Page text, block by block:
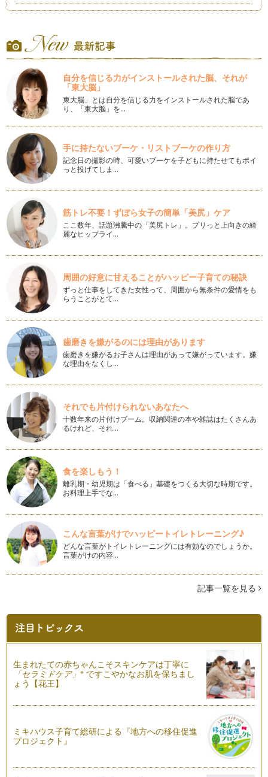
だけのことではなくて子ども中心な毎…
職場で使えるyoga
仕事でやることが、毎日毎日いっぱいいっぱいになって 心も
体も疲れてしまうことは、ありません…
出産に『yoga』を活かす！
自分のお腹に生命が誕生したことに喜びと感動を！！！ 現
在、い…
サポーターに向けてのyoga
まずは、自分が癒されていますか？疲れていませんか？普段か
ら、満たされていますか？ …
【授かりyoga】という形
不妊という言葉を聞いたことがありますか？現在、ママである
方なら必ず聞いたことがあると思いま…
産後太りには、yoga
毎週、ヨガレッスンを続ける中、毎回約10人の生徒さんの体
と心のカウンセリングを行います！悩…
冷えとりyoga
風邪をひいたり体調を崩したりしている方が多いと思います。
その中でも元気ではあるけ…
自分自身を知ることこそが『ヨガ』
自分の長所 自分の短所 しっかりと理解していますか？ …
継続することが 成功の近道
新年、初ヨガレッスンにて毎回恒例 新年の抱負のシェアタイ
ム。皆さんは、今年の抱負はあります…
ヨガ的に過ごすには！？
『自分を見つめ、今を生きる』 『無理をしないで自分らし
く』 今年は、無理をしないで…
この冬こそは、ヨガで冷えを改善！！
女性のほとんど。最近は、男性までもが冷え性で悩んでいると
のこと。 みなさんは、この…
数字で見るYOGA
誰もが気になること。それは、体重。 体重計に乗る時は、ほ
とんどの方が誰にも見られな…
ヨガで綺麗なボディラインに
ヨガでは、普段使わない体中の色んな筋肉を使って筋肉をつけ
『YOGA』では、呼吸に意識を向けゆっくり、ゆったりと呼吸
をしながらポーズ（アーサナ）を行…
女性の体の特徴 こちらは、いくつ当てはまりますか？？
１ 冷え性 …
２人目を考えているママも多いと思いますが、２人目不妊と
夫婦のコミュニケーションとヨガ
yogaを夫婦の生活のコミュニケーションとして利用するに
は、どうしたら良いか？？ …
自分を信じる力がインストールされた脳、それが
「東大脳」
東大脳」とは自分を信じる力をインストールされた脳であ
り、「東大脳」を…
手に持たないブーケ・リストブーケの作り方
記念日の撮影の時、可愛いブーケを子どもに持たせてもポイ
っと投げてしま…
筋トレ不要！ずぼら女子の簡単「美尻」ケア
ここ数年、話題沸騰中の「美尻トレ」。プリっと上向きの綺
麗なヒップライ…
周囲の好意に甘えることがハッピー子育ての秘訣
ずっと仕事をしてきた女性って、周囲から無条件の愛情をも
らうことがとて…
歯磨きを嫌がるのには理由があります
歯磨きを嫌がるお子さんは理由があって嫌がっています。嫌
な理由をなくし…
それでも片付けられないあなたへ
十数年来の片付けブーム。収納関連の本や雑誌はたくさんあ
るけれど、それ…
食を楽しもう！
離乳期・幼児期は「食べる」基礎をつくる大切な時期です。
お料理上手でな…
こんな言葉がけでハッピートイレトレーニング♪
どんな言葉がトイレトレーニングには有効なのでしょうか。
言葉がけの内容…
記事一覧を見る
生まれたての赤ちゃんこそスキンケアは丁寧に
「セラミドケア」※ ですこやかなお肌を保ちまし
ょう【花王】
ミキハウス子育て総研による『地方への移住促進
プロジェクト』